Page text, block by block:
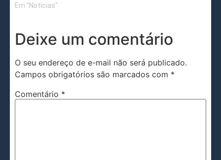
Em "Notícias"
Deixe um comentário
O seu endereço de e-mail não será publicado.
Campos obrigatórios são marcados com *
Comentário *